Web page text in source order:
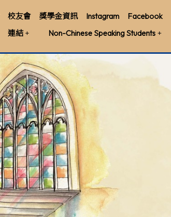
校友會 獎學金資訊 Instagram
Facebook
連結 Non-Chinese Speaking Students